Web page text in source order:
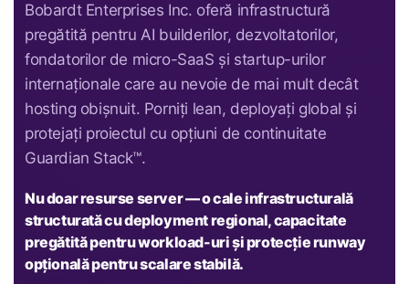
Bobardt Enterprises Inc. oferă infrastructură
pregătită pentru AI builderilor, dezvoltatorilor,
fondatorilor de micro-SaaS și startup-urilor
internaționale care au nevoie de mai mult decât
hosting obișnuit. Porniți lean, deployați global și
protejați proiectul cu opțiuni de continuitate
Guardian Stack™.
Nu doar resurse server — o cale infrastructurală
structurată cu deployment regional, capacitate
pregătită pentru workload-uri și protecție runway
opțională pentru scalare stabilă.